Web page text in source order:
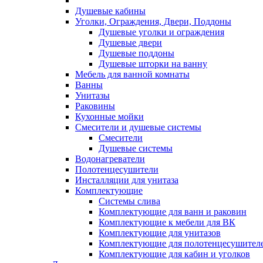
Душевые кабины
Уголки, Ограждения, Двери, Поддоны
Душевые уголки и ограждения
Душевые двери
Душевые поддоны
Душевые шторки на ванну
Мебель для ванной комнаты
Ванны
Унитазы
Раковины
Кухонные мойки
Смесители и душевые системы
Смесители
Душевые системы
Водонагреватели
Полотенцесушители
Инсталляции для унитаза
Комплектующие
Системы слива
Комплектующие для ванн и раковин
Комплектующие к мебели для ВК
Комплектующие для унитазов
Комплектующие для
Комплектующие для кабин и уголков